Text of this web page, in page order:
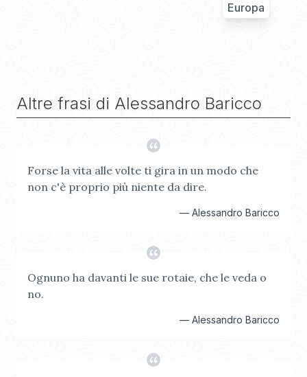
Europa
Altre frasi di Alessandro Baricco
Forse la vita alle volte ti gira in un modo che
non c'è proprio più niente da dire.
— Alessandro Baricco
Ognuno ha davanti le sue rotaie, che le veda o
no.
— Alessandro Baricco